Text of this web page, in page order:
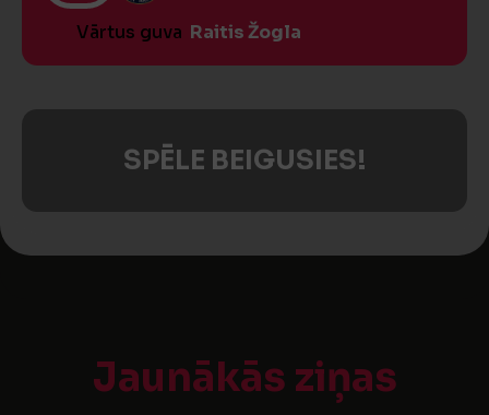
Vārtus guva Raitis Žogla
SPĒLE BEIGUSIES!
Jaunākās ziņas